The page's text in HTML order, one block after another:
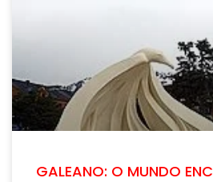
GALEANO: O MUNDO